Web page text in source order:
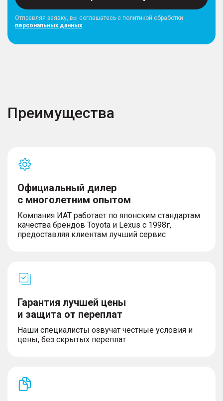
Отправляя заявку, вы соглашатесь с политикой обработки
персональных данных
Преимущества
Официальный дилер
с многолетним опытом
Компания ИАТ работает по японским стандартам
качества брендов Toyota и Lexus с 1998г,
предоставляя клиентам лучший сервис
Гарантия лучшей цены
и защита от переплат
Наши специалисты озвучат честные условия и
цены, без скрытых переплат